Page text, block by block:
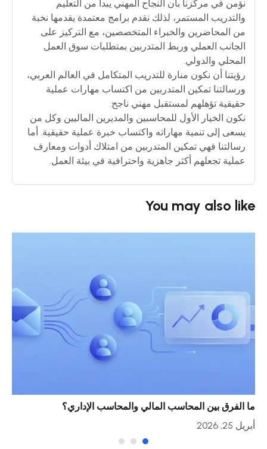
نؤمن في مركزنا بأن النجاح المهني يبدأ من التعليم
والتدريب المستمر، لذلك نقدم برامج معتمدة يقدمها نخبة
من المحاضرين والخبراء المتخصصين، مع التركيز على
الجانب العملي وربط المتدربين بمتطلبات سوق العمل
المحلي والدولي.
رؤيتنا أن نكون منارة للتدريب المتكامل في العالم العربي،
ورسالتنا تمكين المتدربين من اكتساب مهارات عملية
حقيقية تؤهلهم لمستقبل مهني ناجح.
نكون الخيار الأول للمحاسبين والمديرين الماليين وكل من
يسعى إلى تنمية مهاراته واكتساب خبرة عملية حقيقية. أما
رسالتنا فهي تمكين المتدربين من امتلاك أدوات ومعارف
عملية تجعلهم أكثر جاهزية واحترافية في بيئة العمل.
You may also like
ما الفرق بين المحاسب المالي والمحاسب الإداري؟
أبريل 25, 2026